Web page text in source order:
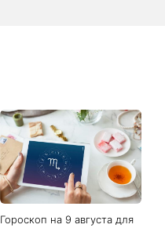
Гороскоп на 9 августа для